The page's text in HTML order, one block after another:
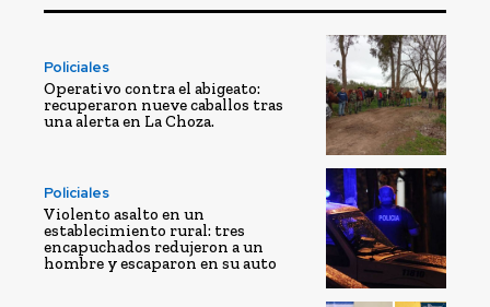
Policiales
Operativo contra el abigeato:
recuperaron nueve caballos tras
una alerta en La Choza.
Policiales
Violento asalto en un
establecimiento rural: tres
encapuchados redujeron a un
hombre y escaparon en su auto